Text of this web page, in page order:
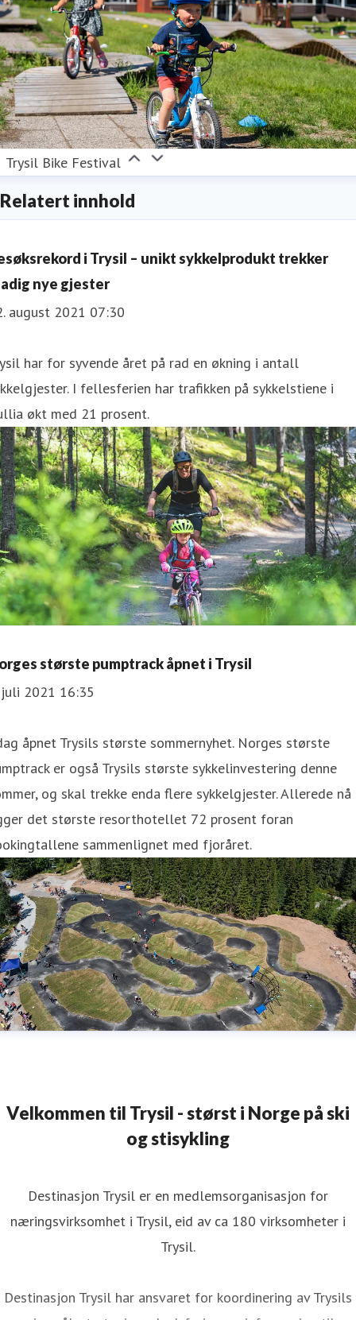
Trysil Bike Festival
Relatert innhold
i Trysil – unikt sykkelprodukt trekker
nye gjester
august 2021 07:30
har for syvende året på rad en økning i antall
I fellesferien har trafikken på sykkelstiene i
økt med 21 prosent.
største pumptrack åpnet i Trysil
2021 16:35
åpnet Trysils største sommernyhet. Norges største
er også Trysils største sykkelinvestering denne
og skal trekke enda flere sykkelgjester. Allerede nå
det største resorthotellet 72 prosent foran
sammenlignet med fjoråret.
Velkommen til Trysil - størst i Norge på ski
og stisykling
Destinasjon Trysil er en medlemsorganisasjon for
næringsvirksomhet i Trysil, eid av ca 180 virksomheter i
Trysil.
Destinasjon Trysil har ansvaret for koordinering av Trysils